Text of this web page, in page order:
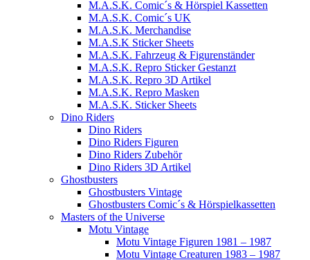
M.A.S.K. Comic´s & Hörspiel Kassetten
M.A.S.K. Comic´s UK
M.A.S.K. Merchandise
M.A.S.K Sticker Sheets
M.A.S.K. Fahrzeug & Figurenständer
M.A.S.K. Repro Sticker Gestanzt
M.A.S.K. Repro 3D Artikel
M.A.S.K. Repro Masken
M.A.S.K. Sticker Sheets
Dino Riders
Dino Riders
Dino Riders Figuren
Dino Riders Zubehör
Dino Riders 3D Artikel
Ghostbusters
Ghostbusters Vintage
Ghostbusters Comic´s & Hörspielkassetten
Masters of the Universe
Motu Vintage
Motu Vintage Figuren 1981 – 1987
Motu Vintage Creaturen 1983 – 1987